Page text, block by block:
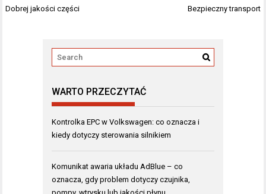
Nawigacja
Dobrej jakości części Bezpieczny transport
WARTO PRZECZYTAĆ
Kontrolka EPC w Volkswagen: co oznacza i
kiedy dotyczy sterowania silnikiem
Komunikat awaria układu AdBlue – co
oznacza, gdy problem dotyczy czujnika,